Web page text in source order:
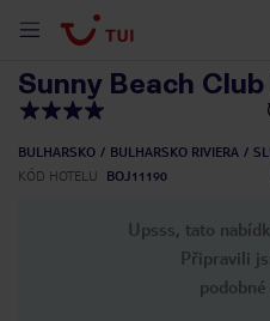
Sunny Beach
BULHARSKO BULHARSKO RIVIERA
KÓD HOTELU
BOJ11190
Upsss, tato
Připravili